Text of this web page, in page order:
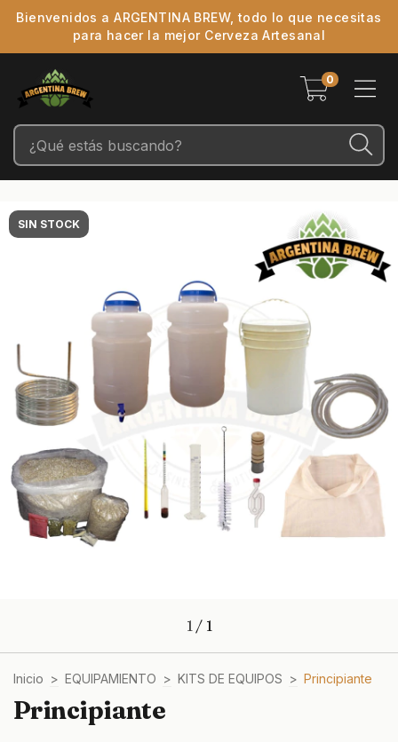
Bienvenidos a ARGENTINA BREW, todo lo que necesitas
para hacer la mejor Cerveza Artesanal
0
SIN STOCK
1/ 1
Inicio > EQUIPAMIENTO > KITS DE EQUIPOS > Principiante
Principiante